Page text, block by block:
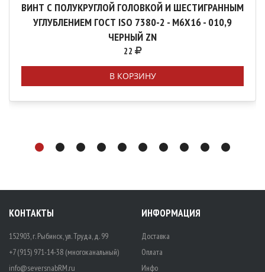
ВИНТ С ПОЛУКРУГЛОЙ ГОЛОВКОЙ И ШЕСТИГРАННЫМ
УГЛУБЛЕНИЕМ ГОСТ ISO 7380-2 - М6Х16 - 010,9
ЧЕРНЫЙ ZN
22
В КОРЗИНУ
КОНТАКТЫ
152903, г. Рыбинск, ул. Труда, д. 99
+7 (915) 971-14-38 (многоканальный)
info@seversnabRM.ru
ИНФОРМАЦИЯ
Доставка
Оплата
Инфо